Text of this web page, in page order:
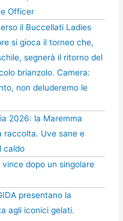
Officer
il Buccellati Ladies
si gioca il torneo che,
segnerà il ritorno del
brianzolo. Camera:
non deluderemo le
2026: la Maremma
raccolta. Uve sane e
caldo
vince dopo un singolare
presentano la
agli iconici gelati.